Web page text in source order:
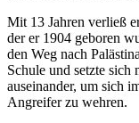
Mit 13 Jahren verließ
der er 1904 geboren
den Weg nach
Schule und setzte sich
auseinander, um sich
Angreifer zu wehren.